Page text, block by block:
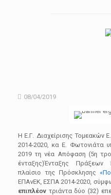
08/04/2019
Η Ε.Γ. Διαχείρισης Τομεακών
2014-2020, κα Ε. Φωτονιάτα
2019 τη νέα Απόφαση (5η
ένταξης)Ένταξης
πλαίσιο της Πρόσκλησης
ΕΠΑνΕΚ, ΕΣΠΑ 2014-2020,
επιπλέοντριάντα δύο (32)